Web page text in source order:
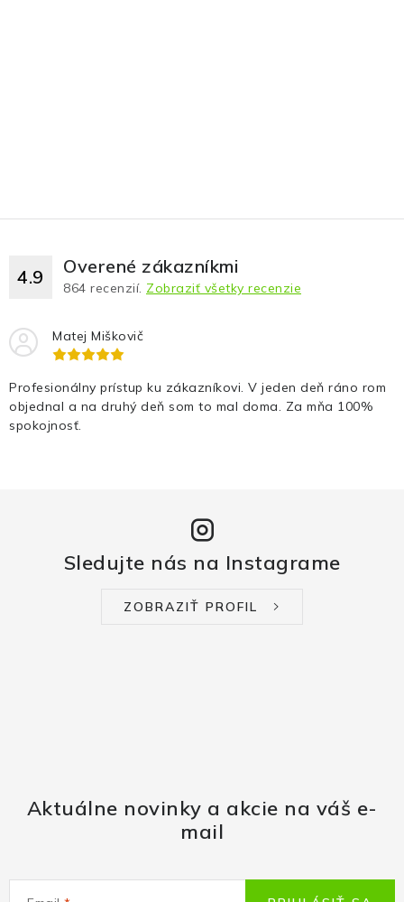
4.9 Overené zákazníkmi
864 recenzií. Zobraziť všetky recenzie
Matej Miškovič
Profesionálny prístup ku zákazníkovi. V jeden deň ráno rom
objednal a na druhý deň som to mal doma. Za mňa 100%
spokojnosť.
Sledujte nás na Instagrame
ZOBRAZIŤ PROFIL
Aktuálne novinky a akcie na váš e-
mail